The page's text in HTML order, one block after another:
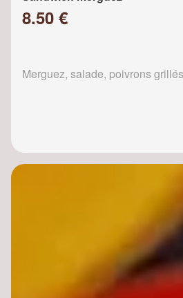
8.50 €
Merguez, salade, poivrons